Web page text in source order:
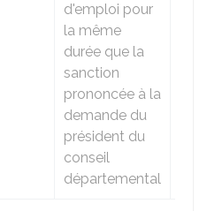
d'emploi pour
la même
durée que la
sanction
prononcée à la
demande du
président du
conseil
départemental